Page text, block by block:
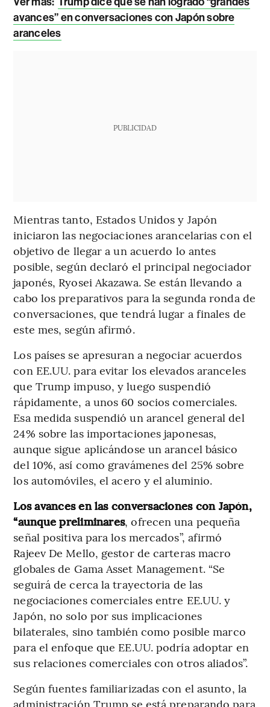
avances” en conversaciones con Japón sobre
aranceles
PUBLICIDAD
Mientras tanto, Estados Unidos y Japón
iniciaron las negociaciones arancelarias con el
objetivo de llegar a un acuerdo lo antes
posible, según declaró el principal negociador
japonés, Ryosei Akazawa. Se están llevando a
cabo los preparativos para la segunda ronda de
conversaciones, que tendrá lugar a finales de
este mes, según afirmó.
Los países se apresuran a negociar acuerdos
con EE.UU. para evitar los elevados aranceles
que Trump impuso, y luego suspendió
rápidamente, a unos 60 socios comerciales.
Esa medida suspendió un arancel general del
24% sobre las importaciones japonesas,
aunque sigue aplicándose un arancel básico
del 10%, así como gravámenes del 25% sobre
los automóviles, el acero y el aluminio.
Los avances en las conversaciones con Japón,
“aunque preliminares, ofrecen una pequeña
señal positiva para los mercados”, afirmó
Rajeev De Mello, gestor de carteras macro
globales de Gama Asset Management. “Se
seguirá de cerca la trayectoria de las
negociaciones comerciales entre EE.UU. y
Japón, no solo por sus implicaciones
bilaterales, sino también como posible marco
para el enfoque que EE.UU. podría adoptar en
sus relaciones comerciales con otros aliados”.
Según fuentes familiarizadas con el asunto, la
administración Trump se está preparando para